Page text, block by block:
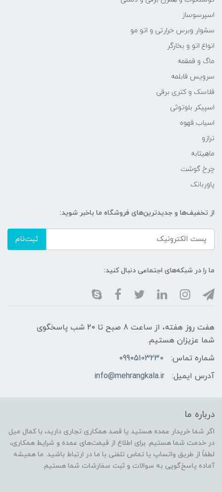
اسپرسوساز
سشوار وبرس حرارتی و اتو مو
انواع اتو و بخارگر
ماگ و قمقمه
سرویس قابلمه
فلاسک و کتری برقی
اسپیکر بلوتوثی
اسیاب قهوه
ترازو
ماهیتابه
چرخ گوشت
پاوربانک
از تخفیف‌ها و جدیدترین‌های فروشگاه ما باخبر شوید:
ثبت‌نام
ما را در شبکه‌های اجتماعی دنبال کنید:
هفت روز هفته، از ساعت 8 صبح تا 20 شب پاسخگوی
شما عزیزان هستیم.
شماره تماس:
09905103230
آدرس ایمیل:
info@mehrangkala.ir
درباره ما
اگر شما خریدار عمده هستید یا قصد همکاری تجاری دارید، با کمال میل
در خدمت شما هستیم. برای اطلاع از قیمت‌های عمده و شرایط همکاری،
لطفاً از طریق واتساپ یا تماس تلفنی با ما در ارتباط باشید. ما همیشه
آماده پاسخ‌گویی به سوالات و ثبت سفارشات شما هستیم.